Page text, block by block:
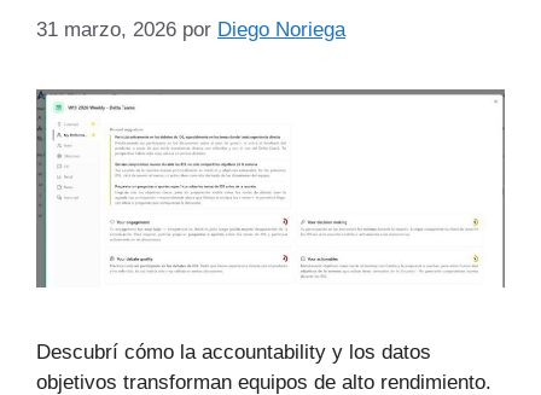
31 marzo, 2026 por Diego Noriega
Descubrí cómo la accountability y los datos
objetivos transforman equipos de alto rendimiento.